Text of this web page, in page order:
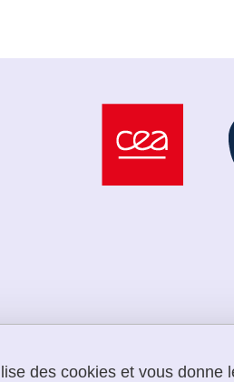
des cookies et vous donne